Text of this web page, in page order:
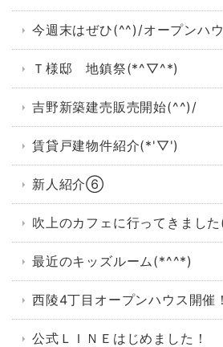
今週末はぜひ(^^)/オープンハ
Ｔ様邸 地鎮祭(*^▽^*)
吉野新築建売販売開始(^^)/
賃貸戸建物件紹介(*'▽')
新人紹介⑥
吹上のカフェに行ってきまし
最近のキッズルーム(*^^*)
西陵4丁目オープンハウス開催！
公式ＬＩＮＥはじめました！